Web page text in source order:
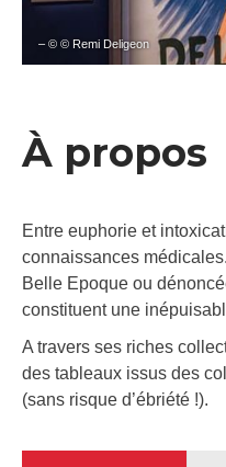
– © © Remi Deligeon
À propos
Entre euphorie et
connaissances
Belle Epoque ou
constituent une
A travers ses riches
des tableaux issus des
(sans risque d’ébriété !).